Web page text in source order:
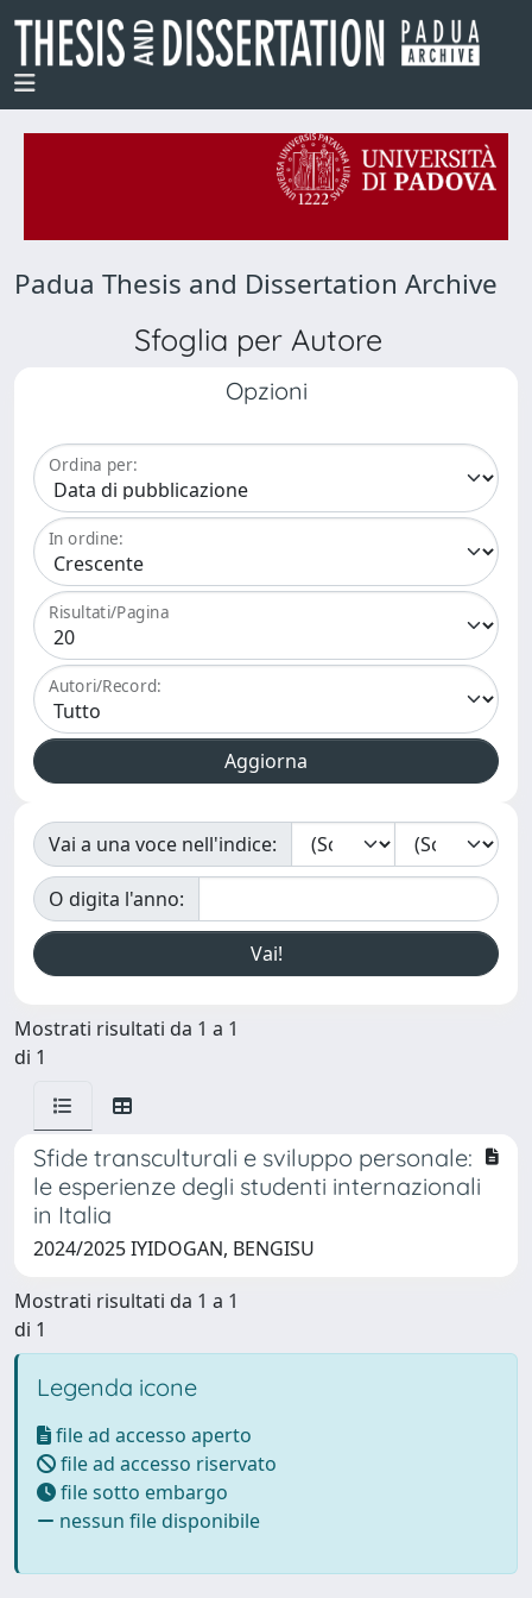
Padua Thesis and Dissertation Archive
Sfoglia per Autore
Opzioni
Ordina per:
In ordine:
Risultati/Pagina
Autori/Record:
Vai a una voce nell'indice:
O digita l'anno:
Mostrati risultati da 1 a 1
di 1
Sfide transculturali e sviluppo personale:
le esperienze degli studenti internazionali
in Italia
2024/2025 IYIDOGAN, BENGISU
Mostrati risultati da 1 a 1
di 1
Legenda icone
file ad accesso aperto
file ad accesso riservato
file sotto embargo
nessun file disponibile